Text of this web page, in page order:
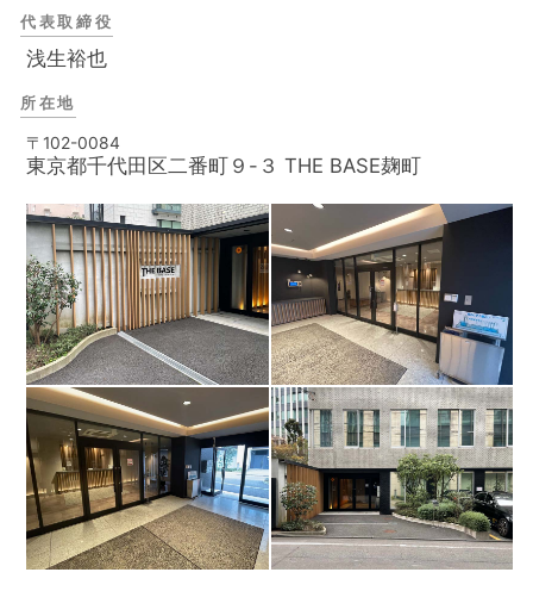
代表取締役
浅生裕也
所在地
〒102-0084
東京都千代田区二番町９-３ THE BASE麹町